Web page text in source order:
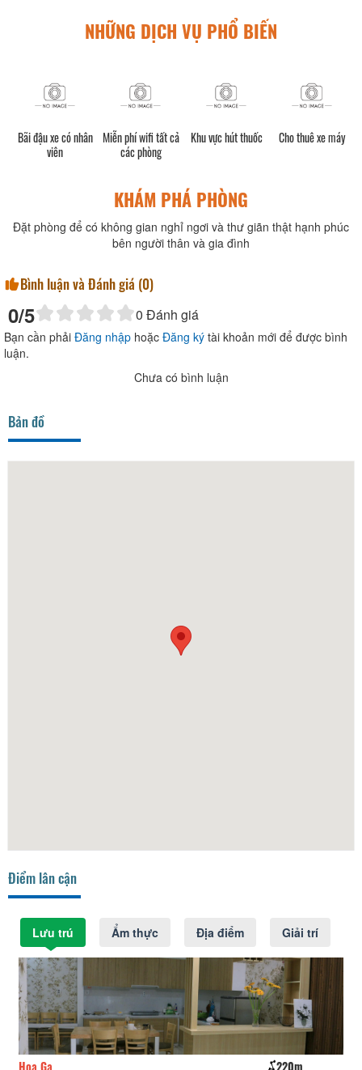
NHỮNG DỊCH VỤ PHỔ BIẾN
nhân
Miễn phí wifi tất cả
các phòng
Khu vực hút thuốc Cho thuê xe máy Đốt lửa trại
KHÁM PHÁ PHÒNG
Đặt phòng để có không gian nghỉ ngơi và thư giãn thật hạnh phúc
bên người thân và gia đình
Bình luận và Đánh giá (0)
0/5 0 Đánh giá
Bạn cần phải Đăng nhập hoặc Đăng ký tài khoản mới để được bình
luận.
Chưa có bình luận
Bản đồ
Điểm lân cận
Lưu trú Ẩm thực Địa điểm Giải trí